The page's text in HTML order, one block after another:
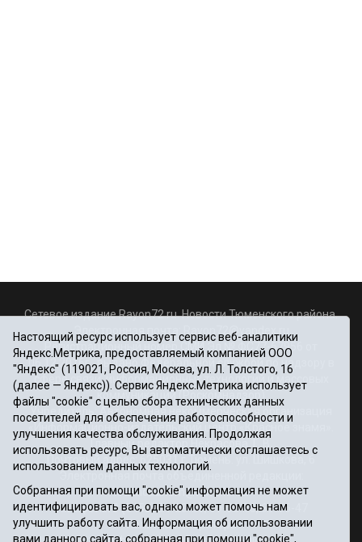
Сетевое издание Rayon72.ru. Новости Тюменского района.
Rayon72@yandex.ru
Регистрационный номер СМИ Эл № ФС77-67956 от
06.12.2016г., выдано Федеральной службой по надзору в
сфере связи, информационных технологий и массовых
коммуникаций (Роскомнадзор)
Учредитель: Автономная некоммерческая организация
«Информационно-издательский центр «Красное знамя».
Главный редактор Некрасова Т. В.
Почтовый адрес: 625031 г.Тюмень. ул. Шишкова, 6
Электронная почта объединенной редакции:
krasnoeznam@rambler.ru
Телефоны 8 (3452) 34-80-60, 69-56-73, 69-56-47
Политика оператора
Настоящий ресурс использует сервис веб-аналитики
Яндекс.Метрика, предоставляемый компанией ООО
"Яндекс" (119021, Россия, Москва, ул. Л. Толстого, 16
(далее — Яндекс)). Сервис Яндекс.Метрика использует
файлы "cookie" с целью сбора технических данных
посетителей для обеспечения работоспособности и
улучшения качества обслуживания. Продолжая
использовать ресурс, Вы автоматически соглашаетесь с
использованием данных технологий.
Собранная при помощи "cookie" информация не может
идентифицировать вас, однако может помочь нам
улучшить работу сайта. Информация об использовании
вами данного сайта, собранная при помощи "cookie",